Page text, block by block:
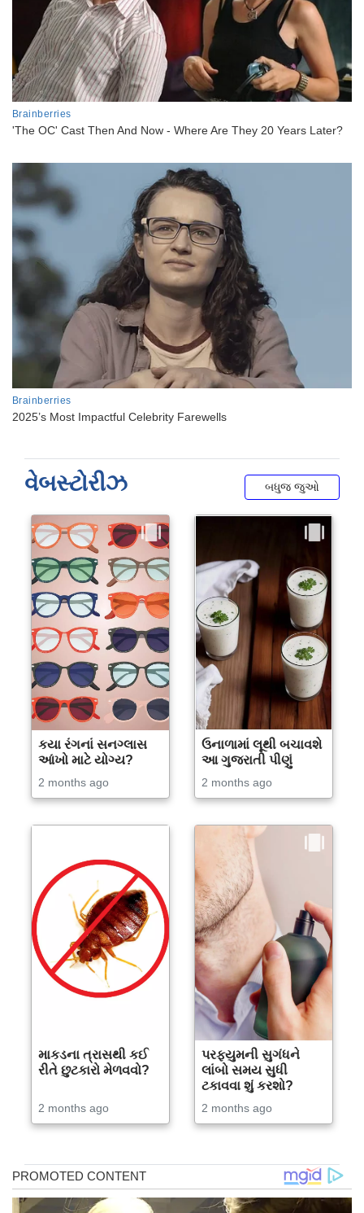
વેબસ્ટોરીઝ બધુજ જુઓ
કયા રંગનાં સનગ્લાસ
આંખો માટે યોગ્ય?
2 months ago
ઉનાળામાં લૂથી બચાવશે
આ ગુજરાતી પીણું
2 months ago
માકડના ત્રાસથી કઈ
રીતે છુટકારો મેળવવો?
2 months ago
પરફ્યુમની સુગંધને
લાંબો સમય સુધી
ટકાવવા શું કરશો?
2 months ago